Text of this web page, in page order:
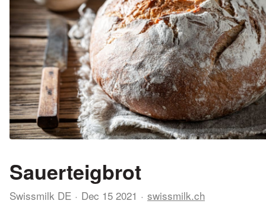
Sauerteigbrot
Swissmilk DE Dec 15 2021 swissmilk.ch